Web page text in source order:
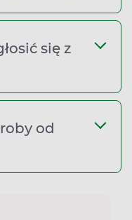
się z
od